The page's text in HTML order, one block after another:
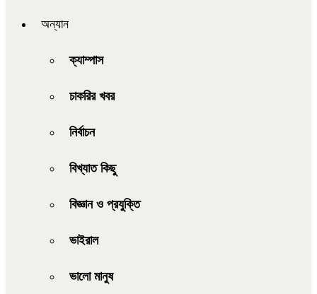
অন্যান
ক্যাম্পাস
চাকরির খবর
নির্বাচন
বিখ্যাত কিছু
বিজ্ঞান ও প্রযুক্তি
ভাইরাল
ভালো মানুষ